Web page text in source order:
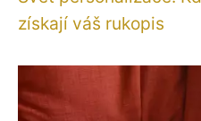
získají váš rukopis